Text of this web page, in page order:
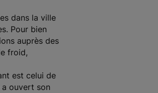
dans la ville
Pour bien
auprès des
froid,
est celui de
a ouvert son